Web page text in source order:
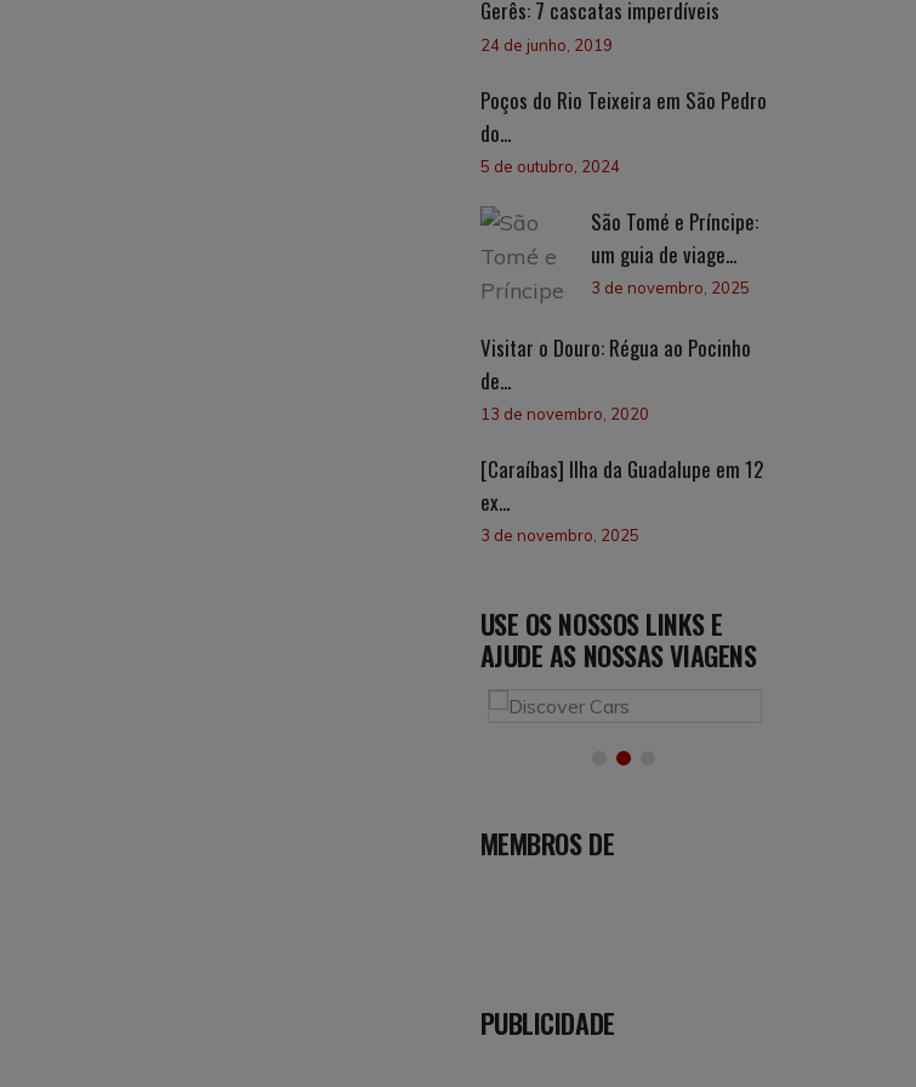
Gerês: 7 cascatas imperdíveis
24 de junho, 2019
Poços do Rio Teixeira em São Pedro
do...
5 de outubro, 2024
São Tomé e Príncipe:
um guia de viage...
3 de novembro, 2025
Visitar o Douro: Régua ao Pocinho
de...
13 de novembro, 2020
[Caraíbas] Ilha da Guadalupe em 12
ex...
3 de novembro, 2025
USE OS NOSSOS LINKS E
AJUDE AS NOSSAS VIAGENS
MEMBROS DE
PUBLICIDADE